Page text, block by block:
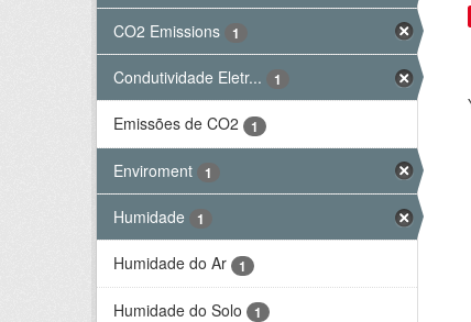
CO2 Emissions 1
Condutividade Eletr... 1
Emissões de CO2 1
Enviroment 1
Humidade 1
Humidade do Ar 1
Humidade do Solo 1